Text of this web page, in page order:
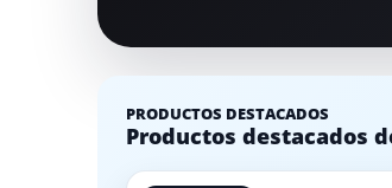
PRODUCTOS DESTACADOS
Productos destacados